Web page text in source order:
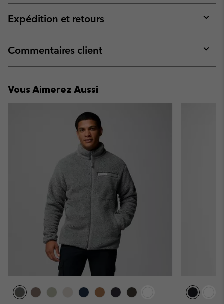
or
Expédition et retours
or
Commentaires client
or
Vous Aimerez Aussi